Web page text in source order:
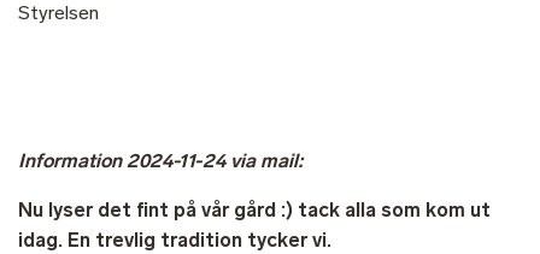
Styrelsen
Information 2024-11-24 via mail:
Nu lyser det fint på vår gård :) tack alla som kom ut
idag. En trevlig tradition tycker vi.